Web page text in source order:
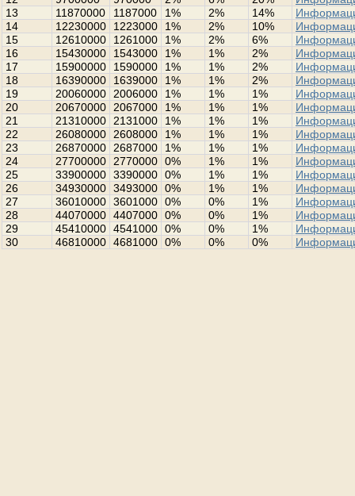
13
11870000 1187000 1% 2% 14%
14
12230000 1223000 1% 2% 10%
15
12610000 1261000 1% 2% 6%
16
15430000 1543000 1% 1% 2%
17
15900000 1590000 1% 1% 2%
18
16390000 1639000 1% 1% 2%
19
20060000 2006000 1% 1% 1%
20
20670000 2067000 1% 1% 1%
21
21310000 2131000 1% 1% 1%
22
26080000 2608000 1% 1% 1%
23
26870000 2687000 1% 1% 1%
24
27700000 2770000 0% 1% 1%
25
33900000 3390000 0% 1% 1%
26
34930000 3493000 0% 1% 1%
27
36010000 3601000 0% 0% 1%
28
44070000 4407000 0% 0% 1%
29
45410000 4541000 0% 0% 1%
30
46810000 4681000 0% 0% 0%